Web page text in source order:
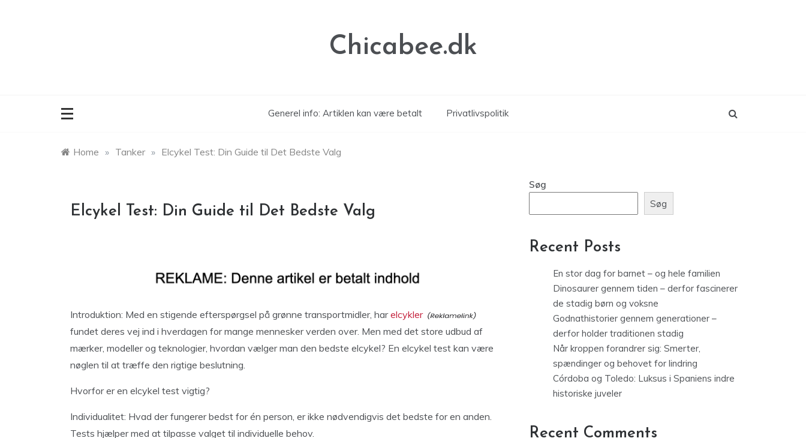
Chicabee.dk
Generel info: Artiklen kan være betalt Privatlivspolitik
Home » Tanker » Elcykel Test: Din Guide til Det Bedste Valg
Elcykel Test: Din Guide til Det Bedste Valg
Introduktion: Med en stigende efterspørgsel på grønne transportmidler, harelcykler
fundet deres vej ind i hverdagen for mange mennesker verden over. Men med det store udbud af
mærker, modeller og teknologier, hvordan vælger man den bedste elcykel? En elcykel test kan være
nøglen til at træffe den rigtige beslutning.
Hvorfor er en elcykel test vigtig?
Individualitet: Hvad der fungerer bedst for én person, er ikke nødvendigvis det bedste for en anden.
Tests hjælper med at tilpasse valget til individuelle behov.
Søg
Søg
Recent Posts
En stor dag for barnet – og hele familien
Dinosaurer gennem tiden – derfor fascinerer
de stadig børn og voksne
Godnathistorier gennem generationer –
derfor holder traditionen stadig
Når kroppen forandrer sig: Smerter,
spændinger og behovet for lindring
Córdoba og Toledo: Luksus i Spaniens indre
historiske juveler
Recent Comments